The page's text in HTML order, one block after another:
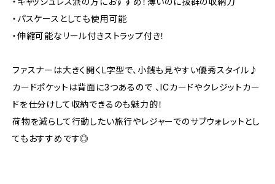
・パスケースとしても使用可能
・伸縮可能なリール付きストラップ付き！
ファスナーは大きく開くL字型で、小銭も見やすい優秀スタイル♪
カードポケットは背面に3つあるので 、ICカードやクレジットカー
ドを仕分けして収納できるのも魅力的！
荷物を減らして行動したい旅行やレジャーでのサブウォレットとし
てもおすすめです◎